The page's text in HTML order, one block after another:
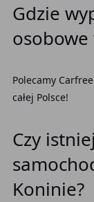
Gdzie
osobowe
Polecamy
całej Polsce!
Czy
Koninie?